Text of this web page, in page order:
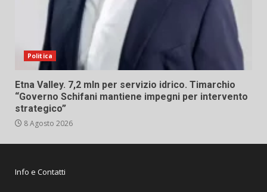
Politica
Etna Valley. 7,2 mln per servizio idrico. Timarchio
“Governo Schifani mantiene impegni per intervento
strategico”
8 Agosto 2026
Info e Contatti